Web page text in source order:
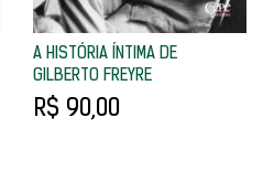
A HISTÓRIA ÍNTIMA DE
GILBERTO FREYRE
R$ 90,00